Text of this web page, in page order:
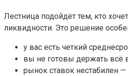
Лестница подойдёт тем, кто
ликвидности. Это решение
у вас есть четкий
вы не готовы держать всё
рынок ставок нестабилен —